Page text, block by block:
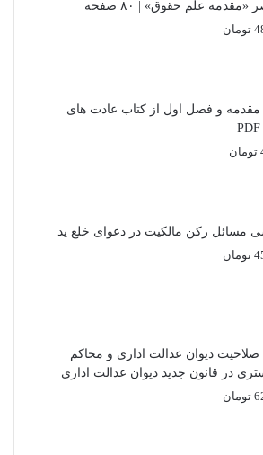
«مقدمه علم حقوق» | ۸۰ صفحه
تومان
مقدمه و فصل اول از کتاب عادت های
تومان
مسائل رکن مالکیت در دعوای خلع ید
تومان
صلاحیت دیوان عدالت اداری و محاکم
در قانون جدید دیوان عدالت اداری
تومان